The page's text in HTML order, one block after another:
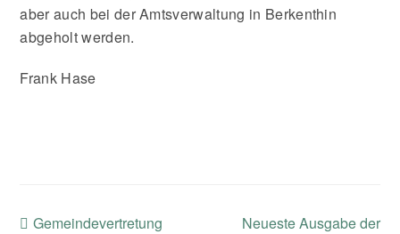
aber auch bei der Amtsverwaltung in Berkenthin
abgeholt werden.
Frank Hase
previous
Gemeindevertretung
next
Neueste Ausgabe der